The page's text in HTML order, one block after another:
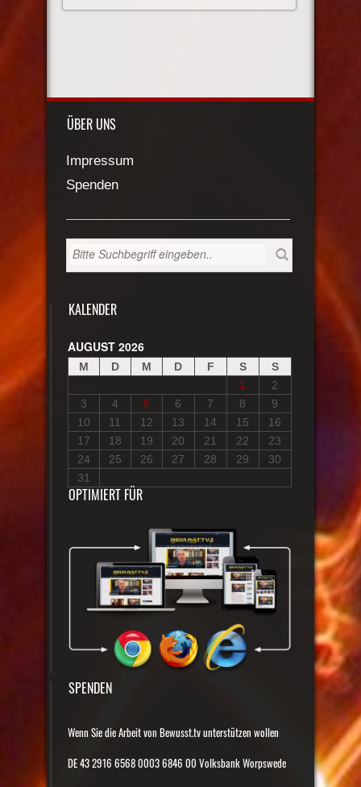
ÜBER UNS
Impressum
Spenden
KALENDER
AUGUST 2026
M D M D F S
S
1
2
3
4 5 6 7 8
9
10
11 12 13 14 15
16
17
18 19 20 21 22
23
24
25 26 27 28 29
30
31
OPTIMIERT FÜR
SPENDEN
Wenn Sie die Arbeit von Bewusst.tv unterstützen wollen
DE 43 2916 6568 0003 6846 00 Volksbank Worpswede